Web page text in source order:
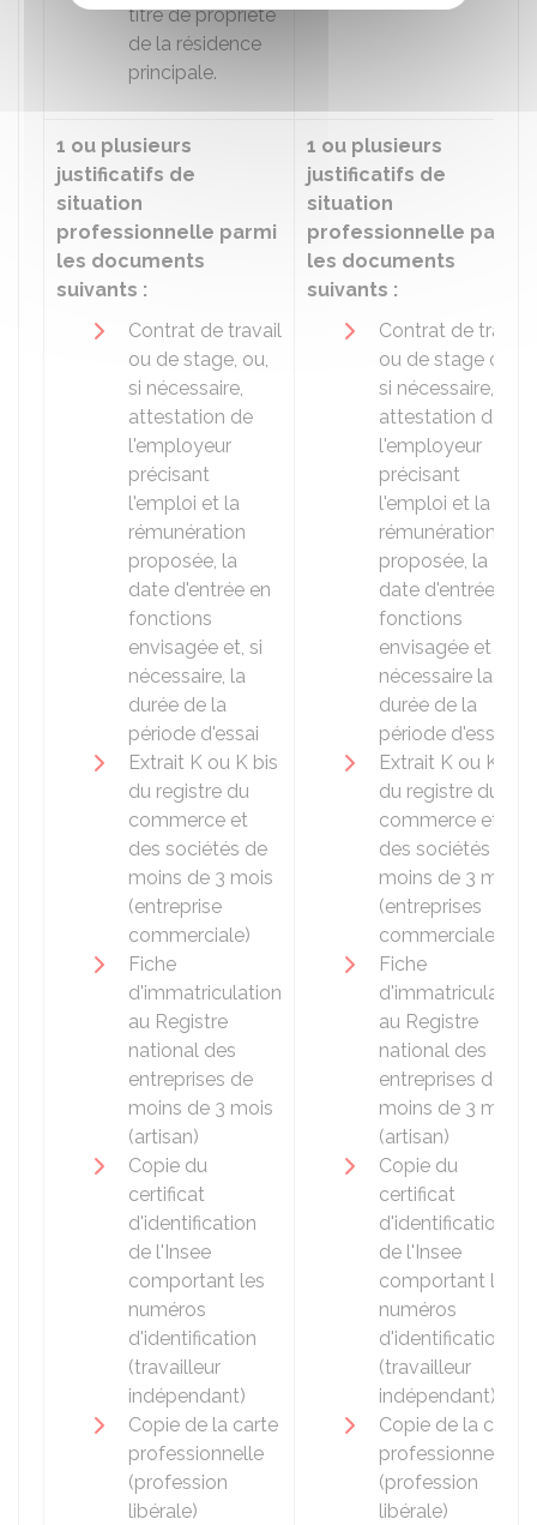
titre de propriété
de la résidence
principale.
1 ou plusieurs
justificatifs de
situation
professionnelle parmi
les documents
suivants :
Contrat de travail
ou de stage, ou,
si nécessaire,
attestation de
l'employeur
précisant
l'emploi et la
rémunération
proposée, la
date d'entrée en
fonctions
envisagée et, si
nécessaire, la
durée de la
période d'essai
Extrait K ou K bis
du registre du
commerce et
des sociétés de
moins de 3 mois
(entreprise
commerciale)
Fiche
d'immatriculation
au Registre
national des
entreprises de
moins de 3 mois
(artisan)
Copie du
certificat
d'identification
de l'Insee
comportant les
numéros
d'identification
(travailleur
indépendant)
Copie de la carte
professionnelle
(profession
libérale)
1 ou plusieurs
justificatifs de
situation
professionnelle parmi
les documents
suivants :
Contrat de travail
ou de stage ou,
si nécessaire,
attestation de
l'employeur
précisant
l'emploi et la
rémunération
proposée, la
date d'entrée en
fonctions
envisagée et si
nécessaire la
durée de la
période d'essai
Extrait K ou K bis
du registre du
commerce et
des sociétés de
moins de 3 mois
(entreprises
commerciale)
Fiche
d'immatriculation
au Registre
national des
entreprises de
moins de 3 mois
(artisan)
Copie du
certificat
d'identification
de l'Insee
comportant les
numéros
d'identification
(travailleur
indépendant)
Copie de la carte
professionnelle
(profession
libérale)